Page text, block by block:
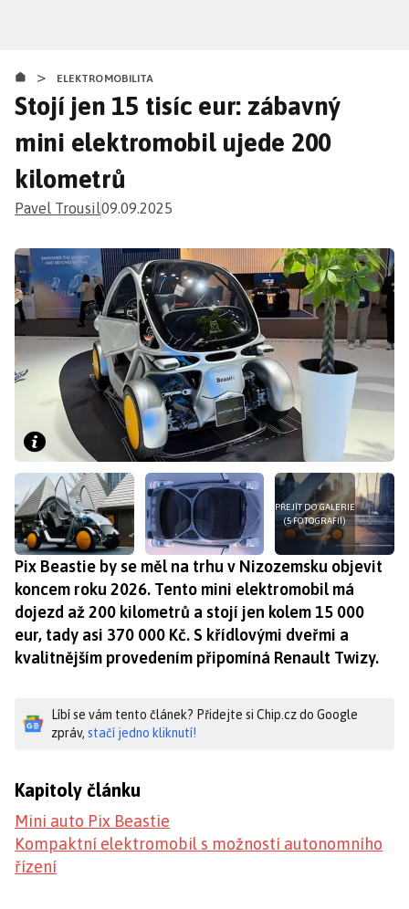
obsahu
> ELEKTROMOBILITA
Stojí jen 15 tisíc eur: zábavný
mini elektromobil ujede 200
kilometrů
Pavel Trousil09.09.2025
PŘEJÍT DO GALERIE
(5 FOTOGRAFIÍ)
Pix Beastie by se měl na trhu v Nizozemsku objevit
koncem roku 2026. Tento mini elektromobil má
dojezd až 200 kilometrů a stojí jen kolem 15 000
eur, tady asi 370 000 Kč. S křídlovými dveřmi a
kvalitnějším provedením připomíná Renault Twizy.
Líbí se vám tento článek? Přidejte si Chip.cz do Google
zpráv, stačí jedno kliknutí!
Kapitoly článku
Mini auto Pix Beastie
Kompaktní elektromobil s možností autonomního
řízení